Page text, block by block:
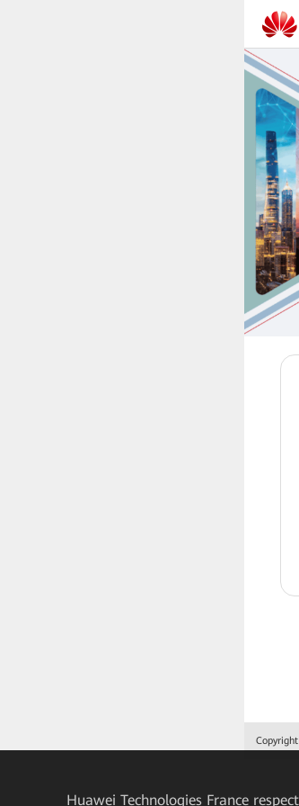
Huawei Technologies France